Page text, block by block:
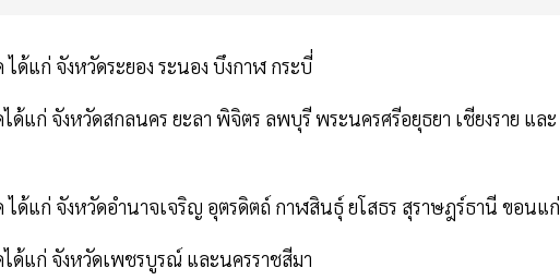
ด้แก่ จังหวัดระยอง ระนอง บึงกาฬ กระบี่
แก่ จังหวัดสกลนคร ยะลา พิจิตร ลพบุรี พระนครศรีอยุธยา เชียงราย และ
ด้แก่ จังหวัดอำนาจเจริญ อุตรดิตถ์ กาฬสินธุ์ ยโสธร สุราษฎร์ธานี ขอนแ
ด้แก่ จังหวัดเพชรบูรณ์ และนครราชสีมา